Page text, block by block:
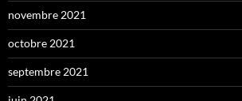
novembre 2021
octobre 2021
septembre 2021